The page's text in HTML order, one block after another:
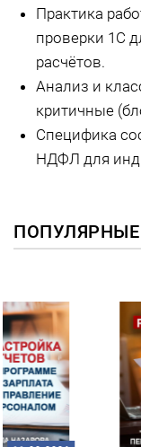
Практика
проверки 1С
расчётов.
Анализ и
критичные
Специфика
НДФЛ для